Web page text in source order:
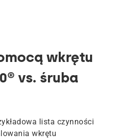
wkrętu
vs. śruba
lista czynności
wkrętu